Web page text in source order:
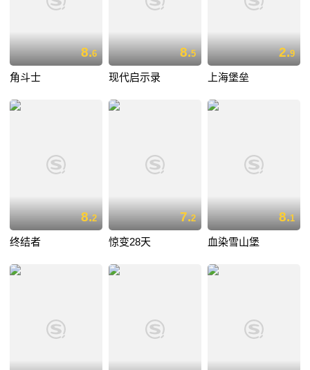
8.6
角斗士
8.5
现代启示录
2.9
上海堡垒
8.2
终结者
7.2
惊变28天
8.1
血染雪山堡